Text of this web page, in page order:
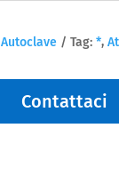
Autoclave Tag: *,
Contattaci